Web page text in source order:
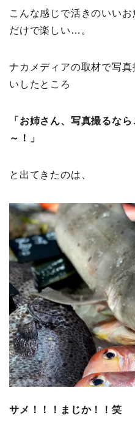
こんな感じで活きのいい
だけで楽しい…。
ナカメディアの取材で写
いしたところ
「お姉さん、写真撮るな
～！」
と出てきたのは、
サメ！！！まじか！！笑